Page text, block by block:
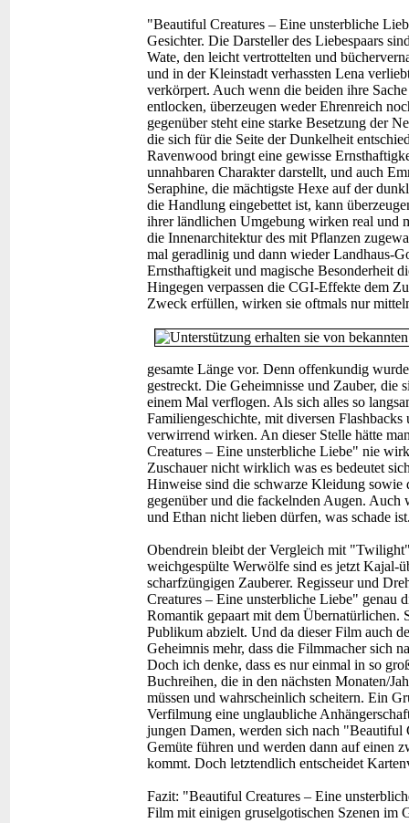
"Beautiful Creatures – Eine unsterbliche
Gesichter. Die Darsteller des Liebespaars
Wate, den leicht vertrottelten und
und in der Kleinstadt verhassten Lena
verkörpert. Auch wenn die beiden ihre
entlocken, überzeugen weder Ehrenreich
gegenüber steht eine starke Besetzung der
die sich für die Seite der Dunkelheit
Ravenwood bringt eine gewisse
unnahbaren Charakter darstellt, und auch
Seraphine, die mächtigste Hexe auf der
die Handlung eingebettet ist, kann
ihrer ländlichen Umgebung wirken real und
die Innenarchitektur des mit Pflanzen
mal geradlinig und dann wieder Landhaus-
Ernsthaftigkeit und magische Besonderheit
Hingegen verpassen die CGI-Effekte dem
Zweck erfüllen, wirken sie oftmals nur
gesamte Länge vor. Denn offenkundig
gestreckt. Die Geheimnisse und Zauber, die
einem Mal verflogen. Als sich alles so
Familiengeschichte, mit diversen
verwirrend wirken. An dieser Stelle hätte
Creatures – Eine unsterbliche Liebe" nie
Zuschauer nicht wirklich was es bedeutet
Hinweise sind die schwarze Kleidung sowie
gegenüber und die fackelnden Augen.
und Ethan nicht lieben dürfen, was schade
Obendrein bleibt der Vergleich mit
weichgespülte Werwölfe sind es jetzt Kajal-
scharfzüngigen Zauberer. Regisseur und
Creatures – Eine unsterbliche Liebe" genau
Romantik gepaart mit dem Übernatürlichen.
Publikum abzielt. Und da dieser Film auch
Geheimnis mehr, dass die Filmmacher sich
Doch ich denke, dass es nur einmal in so
Buchreihen, die in den nächsten Monaten/
müssen und wahrscheinlich scheitern. Ein
Verfilmung eine unglaubliche
jungen Damen, werden sich nach
Gemüte führen und werden dann auf einen
kommt. Doch letztendlich entscheidet
Fazit: "Beautiful Creatures – Eine
Film mit einigen gruselgotischen Szenen im